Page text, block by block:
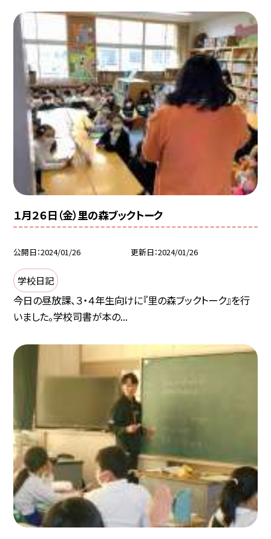
１月２６日（金）里の森ブックトーク
公開日 2024/01/26 更新日 2024/01/26
学校日記
今日の昼放課、３・４年生向けに『里の森ブックトーク』を行
いました。学校司書が本の...